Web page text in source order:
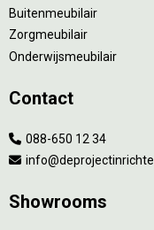
Buitenmeubilair
Zorgmeubilair
Onderwijsmeubilair
Contact
088-650 12 34
Showrooms